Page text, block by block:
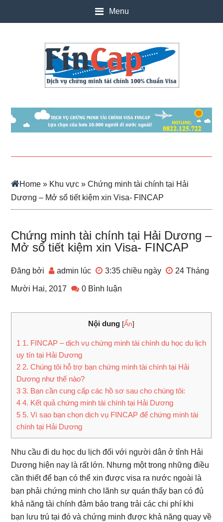
Menu
Home » Khu vực » Chứng minh tài chính tại Hải
Dương – Mở sổ tiết kiệm xin Visa- FINCAP
Chứng minh tài chính tại Hải Dương –
Mở sổ tiết kiệm xin Visa- FINCAP
Đăng bởi admin lúc 3:35 chiều ngày 24 Tháng
Mười Hai, 2017 0 Bình luận
Nội dung [Ẩn]
1 1. FINCAP – dịch vụ chứng minh tài chính du học du lịch
uy tín tại Hải Dương
2 2. Chúng tôi hỗ trợ bạn chứng minh tài chính tại Hải
Dương như thế nào?
3 3. Bạn cần cung cấp các hồ sơ sau cho chúng tôi:
4 4. Kết quả chứng minh tài chính tại Hải Dương
5 5. Vì sao bạn chọn dịch vụ FINCAP để chứng minh tài
chính tại Hải Dương
Nhu cầu đi du học du lịch đối với người dân ở tỉnh Hải
Dương hiện nay là rất lớn. Nhưng một trong những điều
cần thiết để bạn có thể xin được visa ra nước ngoài là
bạn phải chứng minh cho lãnh sự quán thấy bạn có đủ
khả năng tài chính đảm bảo trang trải các chi phí khi
bạn lưu trú tại đó và chứng minh được khả năng quay về